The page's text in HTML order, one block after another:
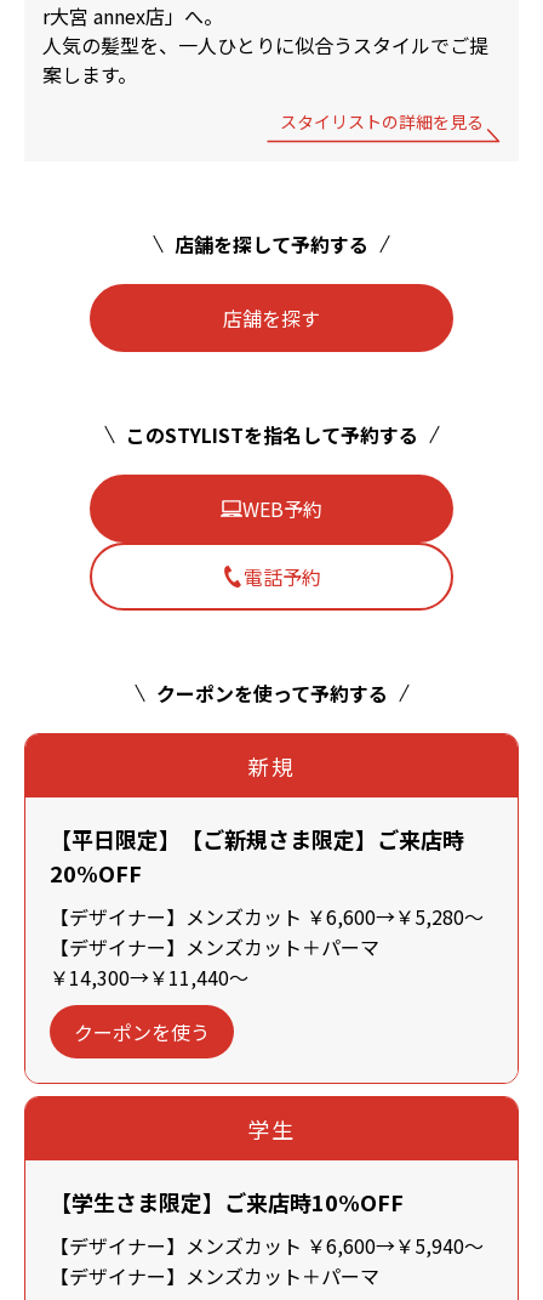
r大宮 annex店」へ。
人気の髪型を、一人ひとりに似合うスタイルでご提
案します。
スタイリストの詳細を見る
店舗を探して予約する
店舗を探す
このSTYLISTを指名して予約する
WEB予約
電話予約
クーポンを使って予約する
新規
【平日限定】【ご新規さま限定】ご来店時
20%OFF
【デザイナー】メンズカット ￥6,600→￥5,280～
【デザイナー】メンズカット＋パーマ
￥14,300→￥11,440～
クーポンを使う
学生
【学生さま限定】ご来店時10%OFF
【デザイナー】メンズカット ￥6,600→￥5,940～
【デザイナー】メンズカット＋パーマ